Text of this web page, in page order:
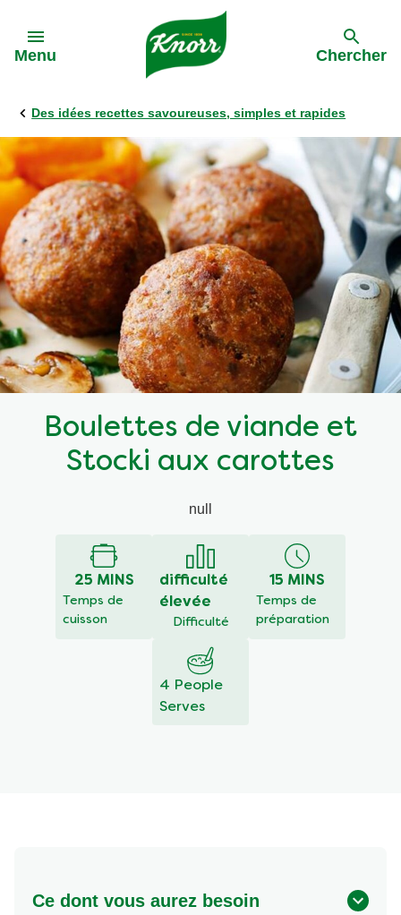
Menu Chercher
Des idées recettes savoureuses, simples et rapides
Boulettes de viande et
Stocki aux carottes
null
25 MINS
Temps de
cuisson
difficulté
élevée
Difficulté
15 MINS
Temps de
préparation
4 People
Serves
Ce dont vous aurez besoin